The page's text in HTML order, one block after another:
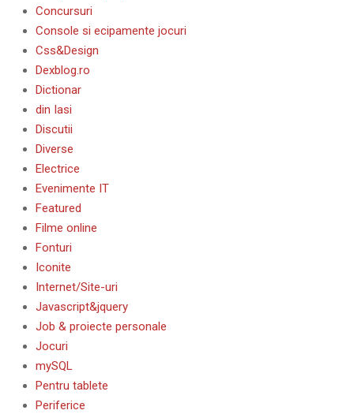
Concursuri
Console si ecipamente jocuri
Css&Design
Dexblog.ro
Dictionar
din Iasi
Discutii
Diverse
Electrice
Evenimente IT
Featured
Filme online
Fonturi
Iconite
Internet/Site-uri
Javascript&jquery
Job & proiecte personale
Jocuri
mySQL
Pentru tablete
Periferice